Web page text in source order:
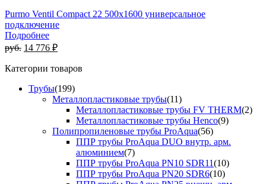
Purmo Ventil Compact 22 500х1600 универсальное
подключение
Подробнее
руб. 14 776 ₽
Категории товаров
Трубы(199)
Металлопластиковые трубы(11)
Металлопластиковые трубы FV THERM(2)
Металлопластиковые трубы Henco(9)
Полипропиленовые трубы ProAqua(56)
ППР трубы ProAqua DUO внутр. арм.
алюминием(7)
ППР трубы ProAqua PN10 SDR11(10)
ППР трубы ProAqua PN20 SDR6(10)